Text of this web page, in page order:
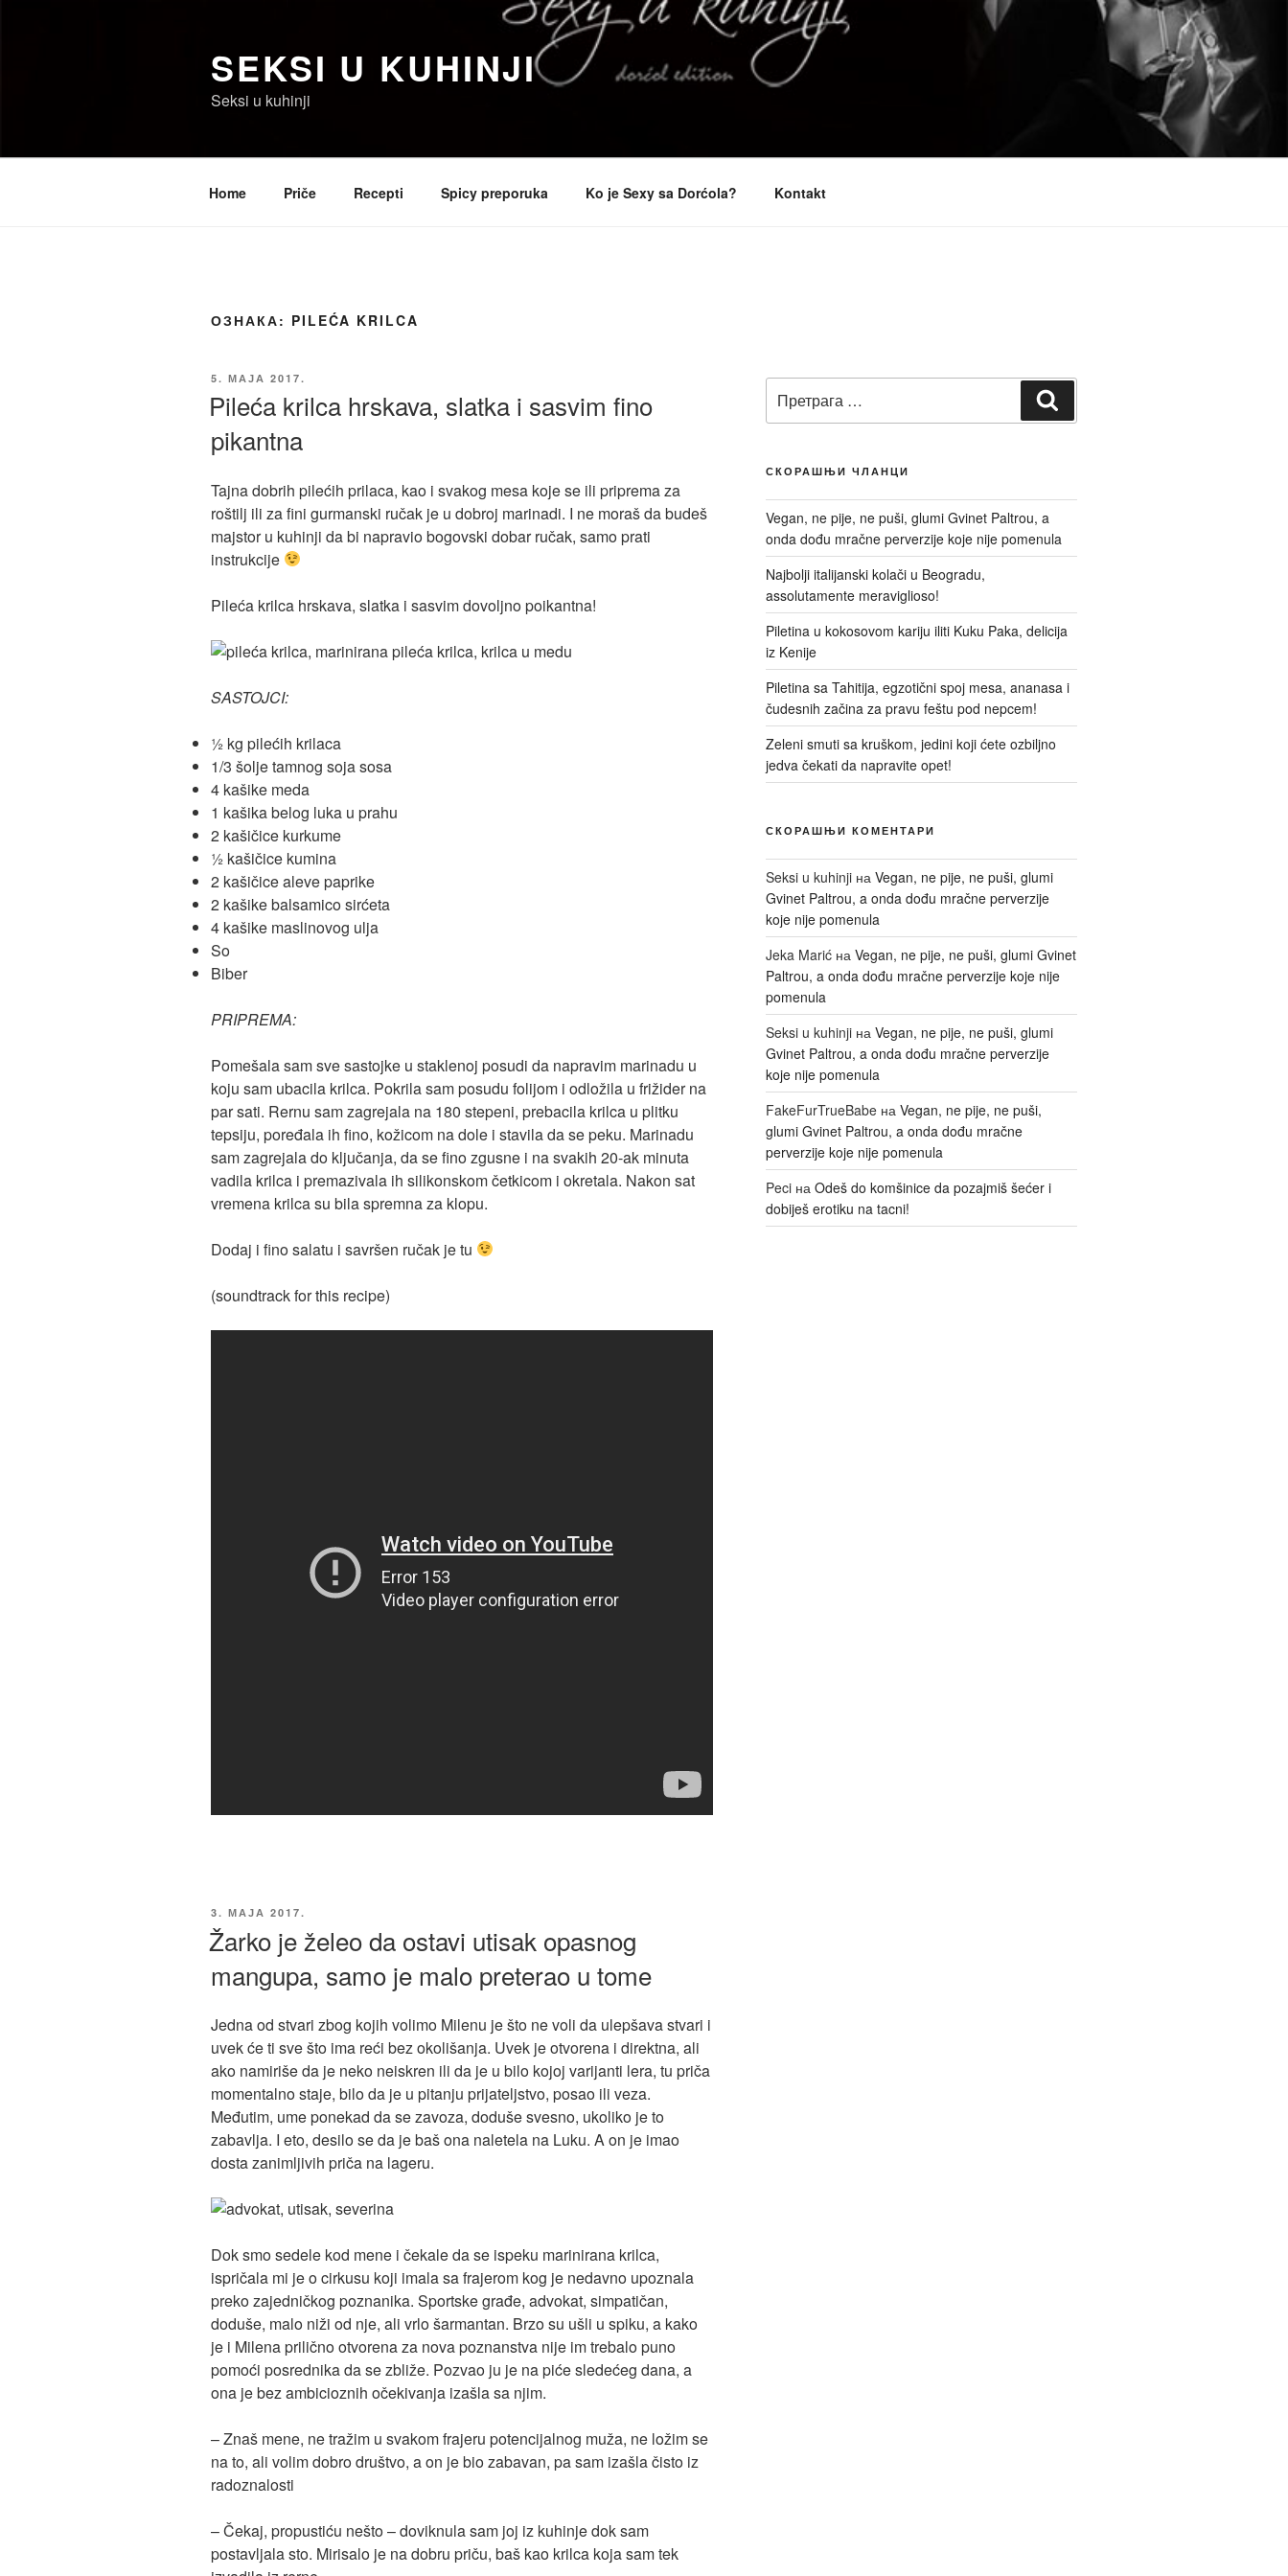
SEKSI U KUHINJI
Seksi u kuhinji
Home Priče Recepti Spicy preporuka Ko je Sexy sa Dorćola? Kontakt
ОЗНАКА: PILEĆA KRILCA
ОБЈАВЉЕНО
5. МАЈА 2017.
Pileća krilca hrskava, slatka i sasvim fino
pikantna
Tajna dobrih pilećih prilaca, kao i svakog mesa koje se ili priprema za
roštilj ili za fini gurmanski ručak je u dobroj marinadi. I ne moraš da budeš
majstor u kuhinji da bi napravio bogovski dobar ručak, samo prati
instrukcije
Pileća krilca hrskava, slatka i sasvim dovoljno poikantna!
SASTOJCI:
½ kg pilećih krilaca
1/3 šolje tamnog soja sosa
4 kašike meda
1 kašika belog luka u prahu
2 kašičice kurkume
½ kašičice kumina
2 kašičice aleve paprike
2 kašike balsamico sirćeta
4 kašike maslinovog ulja
So
Biber
PRIPREMA:
Pomešala sam sve sastojke u staklenoj posudi da napravim marinadu u
koju sam ubacila krilca. Pokrila sam posudu folijom i odložila u frižider na
par sati. Rernu sam zagrejala na 180 stepeni, prebacila krilca u plitku
tepsiju, poređala ih fino, kožicom na dole i stavila da se peku. Marinadu
sam zagrejala do ključanja, da se fino zgusne i na svakih 20-ak minuta
vadila krilca i premazivala ih silikonskom četkicom i okretala. Nakon sat
vremena krilca su bila spremna za klopu.
Dodaj i fino salatu i savršen ručak je tu
(soundtrack for this recipe)
ОБЈАВЉЕНО
3. МАЈА 2017.
Žarko je želeo da ostavi utisak opasnog
mangupa, samo je malo preterao u tome
Jedna od stvari zbog kojih volimo Milenu je što ne voli da ulepšava stvari i
uvek će ti sve što ima reći bez okolišanja. Uvek je otvorena i direktna, ali
ako namiriše da je neko neiskren ili da je u bilo kojoj varijanti lera, tu priča
momentalno staje, bilo da je u pitanju prijateljstvo, posao ili veza.
Međutim, ume ponekad da se zavoza, doduše svesno, ukoliko je to
zabavlja. I eto, desilo se da je baš ona naletela na Luku. A on je imao
dosta zanimljivih priča na lageru.
Dok smo sedele kod mene i čekale da se ispeku marinirana krilca,
ispričala mi je o cirkusu koji imala sa frajerom kog je nedavno upoznala
preko zajedničkog poznanika. Sportske građe, advokat, simpatičan,
doduše, malo niži od nje, ali vrlo šarmantan. Brzo su ušli u spiku, a kako
je i Milena prilično otvorena za nova poznanstva nije im trebalo puno
pomoći posrednika da se zbliže. Pozvao ju je na piće sledećeg dana, a
ona je bez ambicioznih očekivanja izašla sa njim.
– Znaš mene, ne tražim u svakom frajeru potencijalnog muža, ne ložim se
na to, ali volim dobro društvo, a on je bio zabavan, pa sam izašla čisto iz
radoznalosti
– Čekaj, propustiću nešto – doviknula sam joj iz kuhinje dok sam
postavljala sto. Mirisalo je na dobru priču, baš kao krilca koja sam tek
за:
СКОРАШЊИ ЧЛАНЦИ
Vegan, ne pije, ne puši, glumi Gvinet Paltrou, a
onda dođu mračne perverzije koje nije pomenula
Najbolji italijanski kolači u Beogradu,
assolutamente meraviglioso!
Piletina u kokosovom kariju iliti Kuku Paka, delicija
iz Kenije
Piletina sa Tahitija, egzotični spoj mesa, ananasa i
čudesnih začina za pravu feštu pod nepcem!
Zeleni smuti sa kruškom, jedini koji ćete ozbiljno
jedva čekati da napravite opet!
СКОРАШЊИ КОМЕНТАРИ
Seksi u kuhinjiна Vegan, ne pije, ne puši, glumi
Gvinet Paltrou, a onda dođu mračne perverzije
koje nije pomenula
Jeka Marićна Vegan, ne pije, ne puši, glumi Gvinet
Paltrou, a onda dođu mračne perverzije koje nije
pomenula
Seksi u kuhinjiна Vegan, ne pije, ne puši, glumi
Gvinet Paltrou, a onda dođu mračne perverzije
koje nije pomenula
FakeFurTrueBabeна Vegan, ne pije, ne puši,
glumi Gvinet Paltrou, a onda dođu mračne
perverzije koje nije pomenula
Peciна Odeš do komšinice da pozajmiš šećer i
dobiješ erotiku na tacni!